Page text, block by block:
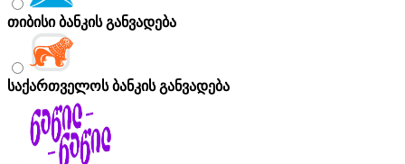
თიბისი ბანკის განვადება
საქართველოს ბანკის განვადება